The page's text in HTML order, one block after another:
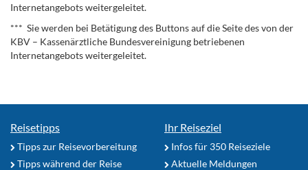
Internetangebots weitergeleitet.
*** Sie werden bei Betätigung des Buttons auf die Seite des von der
KBV – Kassenärztliche Bundesvereinigung betriebenen
Internetangebots weitergeleitet.
Reisetipps
Tipps zur Reisevorbereitung
Tipps während der Reise
Ihr Reiseziel
Infos für 350 Reiseziele
Aktuelle Meldungen